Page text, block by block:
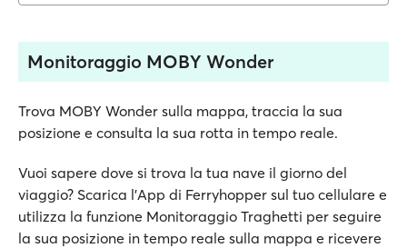
Monitoraggio MOBY Wonder
Trova MOBY Wonder sulla mappa, traccia la sua
posizione e consulta la sua rotta in tempo reale.
Vuoi sapere dove si trova la tua nave il giorno del
viaggio? Scarica l'App di Ferryhopper sul tuo cellulare e
utilizza la funzione Monitoraggio Traghetti per seguire
la sua posizione in tempo reale sulla mappa e ricevere